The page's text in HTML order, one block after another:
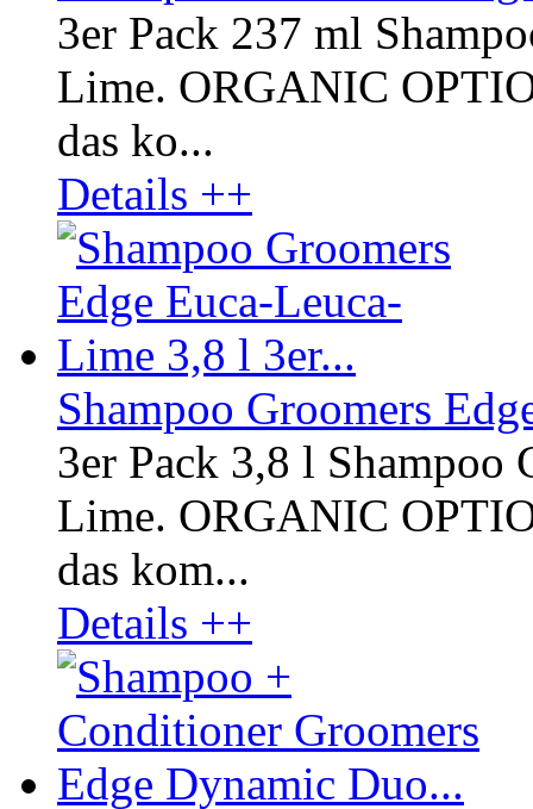
3er Pack 237 ml
Lime. ORGANIC
das ko...
Details ++
Shampoo Groomers
3er Pack 3,8 l Shampoo
Lime. ORGANIC
das kom...
Details ++